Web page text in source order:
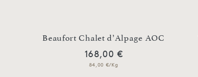
Beaufort Chalet d’Alpage AOC
168,00 €
84,00 €/Kg